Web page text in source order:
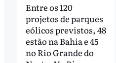
Entre os 120
projetos de parques
eólicos previstos, 48
estão na Bahia e 45
no Rio Grande do